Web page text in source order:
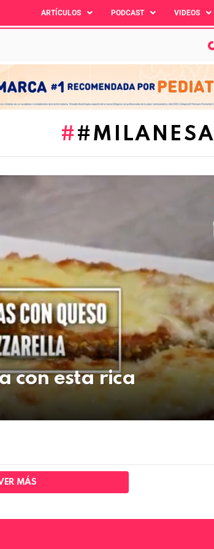
ARTÍCULOS PODCAST VIDEOS
#MILANESA
con esta rica
MÁS